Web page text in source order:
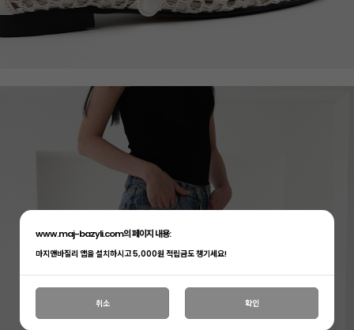
www.maj-bazyli.com의 페이지 내용:
마지앤바질리 앱을 설치하시고 5,000원 적립금도 챙기세요!
취소 확인